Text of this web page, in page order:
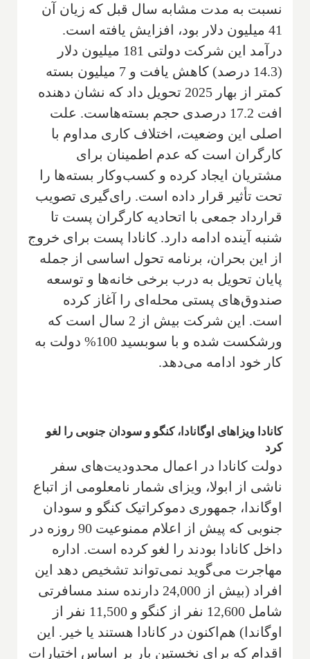
نسبت به مدت مشابه سال قبل که زیان آن
41 میلیون دلار بود، افزایش یافته است.
درآمد این شرکت دولتی 181 میلیون دلار
(14.3 درصد) کاهش یافت و 7 میلیون بسته
کمتر از بهار 2025 تحویل داد که نشان دهنده
افت 17.2 درصدی حجم بسته‌هاست. علت
اصلی این وضعیت، اختلاف کاری مداوم با
کارگران است که عدم اطمینان برای
مشتریان ایجاد کرده و کسب‌وکار بسته‌ها را
تحت تأثیر قرار داده است. رای‌گیری تصویب
قرارداد جمعی با اتحادیه کارگران پست تا
شنبه آینده ادامه دارد. کانادا پست برای خروج
از این بحران، برنامه تحول اساسی از جمله
پایان تحویل به درب برخی خانه‌ها و توسعه
صندوق‌های پستی محله‌ای را آغاز کرده
است. این شرکت بیش از 2 سال است که
ورشکست شده و با سوبسید 100% دولت به
کار خود ادامه می‌دهد.
کانادا ویزاهای اوگانادا، کنگو و سودان جنوبی را لغو
کرد
دولت کانادا در اعمال محدودیت‌های سفر
ناشی از ابولا، ویزای شمار نامعلومی از اتباع
اوگاندا، جمهوری دموکراتیک کنگو و سودان
جنوبی که پیش از اعلام ممنوعیت 90 روزه در
داخل کانادا بودند را لغو کرده است. اداره
مهاجرت می‌گوید نمی‌تواند تشخیص دهد این
افراد (بیش از 24,000 دارنده سند مسافرتی
شامل 12,600 نفر از کنگو و 11,500 نفر از
اوگاندا) هم‌اکنون در کانادا هستند یا خیر. این
اقدام که برای نخستین بار بر اساس اختیارات